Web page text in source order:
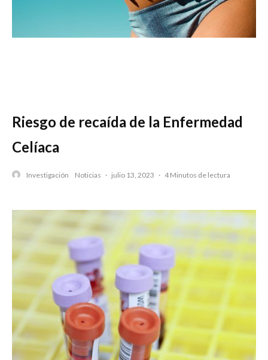
Riesgo de recaída de la Enfermedad
Celíaca
Investigación Noticias · julio 13, 2023 · 4 Minutos de lectura